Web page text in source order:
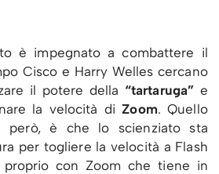
è impegnato a combattere il
Cisco e Harry Welles cercano
il potere della “tartaruga” e
la velocità diZoom. Quello
però, è che lo scienziato sta
per togliere la velocità a Flash
con Zoom che tiene in